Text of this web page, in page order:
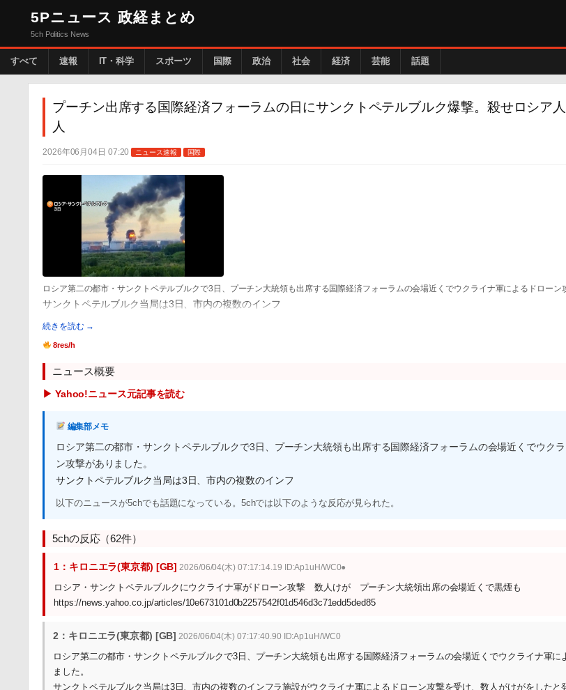
5Pニュース 政経まとめ
5ch Politics News
すべて 速報 IT・科学 スポーツ 国際 政治 社会 経済 芸能 話題
プーチン出席する国際経済フォーラムの日にサンクトペテルブルク爆撃。殺せロシア
人
2026年06月04日 07:20 ニュース速報 国際
ロシア第二の都市・サンクトペテルブルクで3日、プーチン大統領も出席する国際経済フォーラムの会場近くでウクライナ軍によるドローン
サンクトペテルブルク当局は3日、市内の複数のインフ
続きを読む →
8res/h
ニュース概要
▶ Yahoo!ニュース元記事を読む
編集部メモ
ロシア第二の都市・サンクトペテルブルクで3日、プーチン大統領も出席する国際経済フォーラムの会場近くでウク
ン攻撃がありました。
サンクトペテルブルク当局は3日、市内の複数のインフ
以下のニュースが5chでも話題になっている。5chでは以下のような反応が見られた。
5chの反応（62件）
1：キロニエラ(東京都) [GB] 2026/06/04(木) 07:17:14.19 ID:Ap1uH/WC0●
ロシア・サンクトペテルブルクにウクライナ軍がドローン攻撃 数人けが プーチン大統領出席の会場近くで黒煙も
https://news.yahoo.co.jp/articles/10e673101d0b2257542f01d546d3c71edd5ded85
2：キロニエラ(東京都) [GB] 2026/06/04(木) 07:17:40.90 ID:Ap1uH/WC0
ロシア第二の都市・サンクトペテルブルクで3日、プーチン大統領も出席する国際経済フォーラムの会場近くでウクライナ軍に
ました。
サンクトペテルブルク当局は3日、市内の複数のインフラ施設がウクライナ軍によるドローン攻撃を受け、数人がけがをしたと